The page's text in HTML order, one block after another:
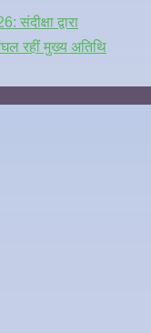
द्वारा
रहीं मुख्य अतिथि